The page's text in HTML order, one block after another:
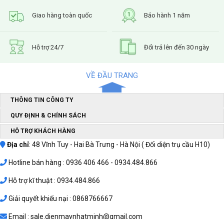
Giao hàng toàn quốc Bảo hành 1 năm
Hỗ trợ 24/7 Đổi trả lên đến 30 ngày
VỀ ĐẦU TRANG
THÔNG TIN CÔNG TY
QUY ĐỊNH & CHÍNH SÁCH
HỖ TRỢ KHÁCH HÀNG
Địa chỉ: 48 Vĩnh Tuy - Hai Bà Trưng - Hà Nội ( Đối diện trụ cầu H10)
Hotline bán hàng : 0936 406 466 - 0934.484.866
Hỗ trợ kĩ thuật : 0934.484.866
Giải quyết khiếu nại : 0868766667
Email : sale.dienmaynhatminh@gmail.com